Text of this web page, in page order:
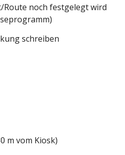
Route noch festgelegt wird
schreiben
m vom Kiosk)